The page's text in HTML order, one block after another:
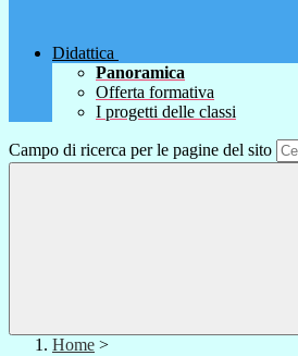
Didattica
Panoramica
Offerta formativa
I progetti delle classi
Campo di ricerca per le pagine del sito
Home >